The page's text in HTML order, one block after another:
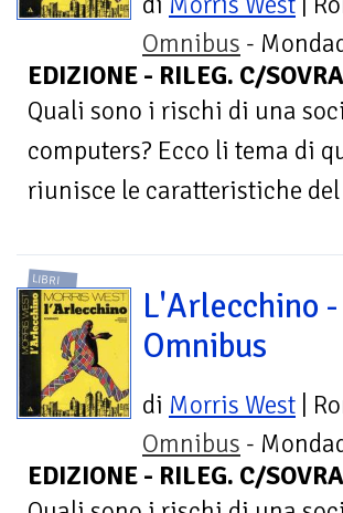
Omnibus -
EDIZIONE - RILEG. C/
Quali sono i rischi di una
computers? Ecco li tema di
riunisce le caratteristiche
LIBRI
L'Arlecchino
Omnibus
di Morris West |
Omnibus -
EDIZIONE - RILEG. C/